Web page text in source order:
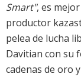
Smart", es
productor
pelea de lucha
Davitian con su
cadenas de oro